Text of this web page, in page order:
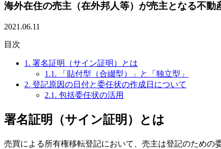
海外在住の売主（在外邦人等）が売主となる不動
2021.06.11
目次
1. 署名証明（サイン証明）とは
1.1. 「貼付型（合綴型）」と「独立型」
2. 登記原因の日付と委任状の作成日について
2.1. 包括委任状の活用
署名証明（サイン証明）とは
売買による所有権移転登記において、売主は登記のため